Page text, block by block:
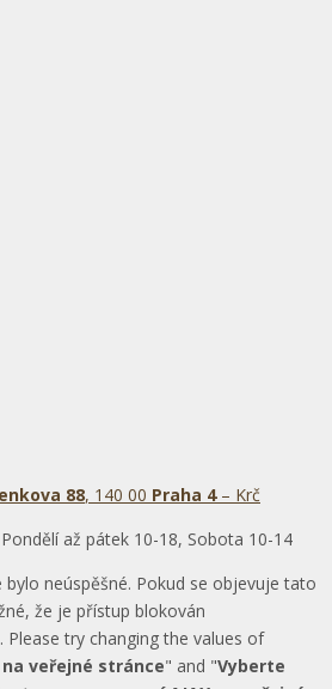
88, 140 00 Praha 4– Krč
až pátek 10-18, Sobota 10-14
bylo neúspěšné. Pokud se objevuje tato
že je přístup blokován
try changing the values of
na veřejné stránce" and "Vyberte